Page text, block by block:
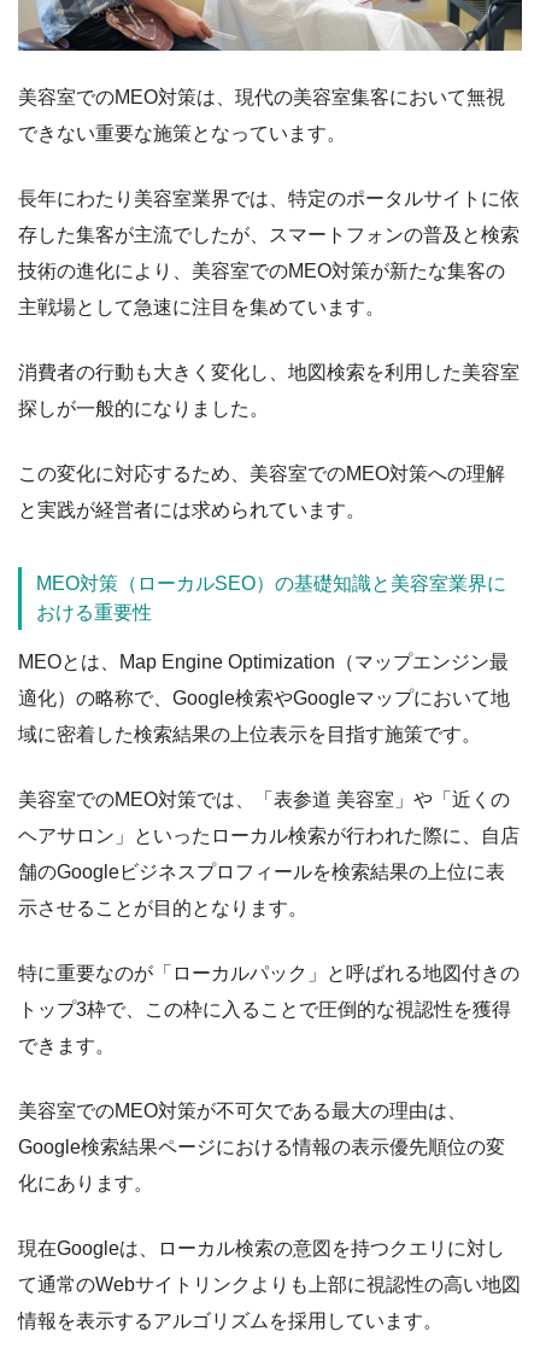
美容室でのMEO対策は、現代の美容室集客において無視
できない重要な施策となっています。
長年にわたり美容室業界では、特定のポータルサイトに依
存した集客が主流でしたが、スマートフォンの普及と検索
技術の進化により、美容室でのMEO対策が新たな集客の
主戦場として急速に注目を集めています。
消費者の行動も大きく変化し、地図検索を利用した美容室
探しが一般的になりました。
この変化に対応するため、美容室でのMEO対策への理解
と実践が経営者には求められています。
MEO対策（ローカルSEO）の基礎知識と美容室業界に
おける重要性
MEOとは、Map Engine Optimization（マップエンジン最
適化）の略称で、Google検索やGoogleマップにおいて地
域に密着した検索結果の上位表示を目指す施策です。
美容室でのMEO対策では、「表参道 美容室」や「近くの
ヘアサロン」といったローカル検索が行われた際に、自店
舗のGoogleビジネスプロフィールを検索結果の上位に表
示させることが目的となります。
特に重要なのが「ローカルパック」と呼ばれる地図付きの
トップ3枠で、この枠に入ることで圧倒的な視認性を獲得
できます。
美容室でのMEO対策が不可欠である最大の理由は、
Google検索結果ページにおける情報の表示優先順位の変
化にあります。
現在Googleは、ローカル検索の意図を持つクエリに対し
て通常のWebサイトリンクよりも上部に視認性の高い地図
情報を表示するアルゴリズムを採用しています。